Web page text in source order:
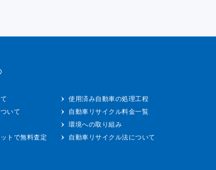
いて
トで無料査定
使用済み自動車の処理工程
自動車リサイクル料金一覧
環境への取り組み
自動車リサイクル法について